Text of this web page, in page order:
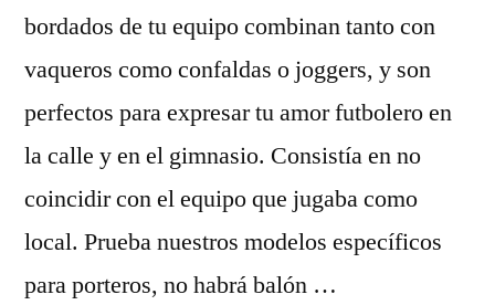
bordados de tu equipo combinan tanto con
vaqueros como confaldas o joggers, y son
perfectos para expresar tu amor futbolero en
la calle y en el gimnasio. Consistía en no
coincidir con el equipo que jugaba como
local. Prueba nuestros modelos específicos
para porteros, no habrá balón …